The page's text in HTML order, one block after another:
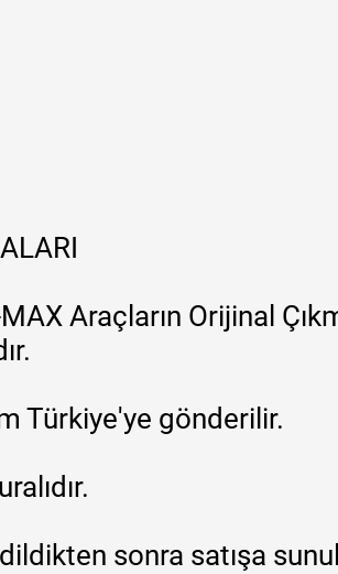
Araçların Orijinal
Türkiye'ye gönderilir.
sonra satışa